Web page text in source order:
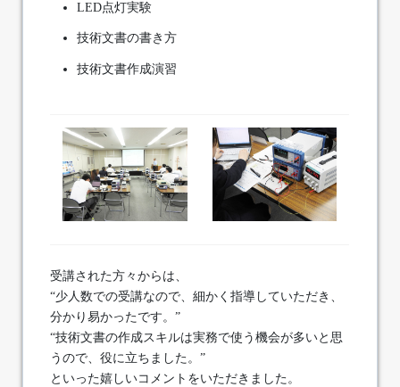
LED点灯実験
技術文書の書き方
技術文書作成演習
受講された方々からは、
“少人数での受講なので、細かく指導していただき、
分かり易かったです。”
“技術文書の作成スキルは実務で使う機会が多いと思
うので、役に立ちました。”
といった嬉しいコメントをいただきました。